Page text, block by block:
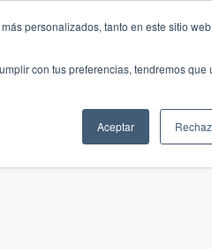
personalizados, tanto en este sitio
con tus preferencias, tendremos que
Aceptar